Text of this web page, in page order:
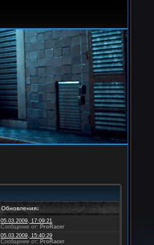
Обновления↓
05.03.2009, 17:09:21
Сообщение от: ProRacer
05.03.2009, 15:40:29
Сообщение от: ProRacer